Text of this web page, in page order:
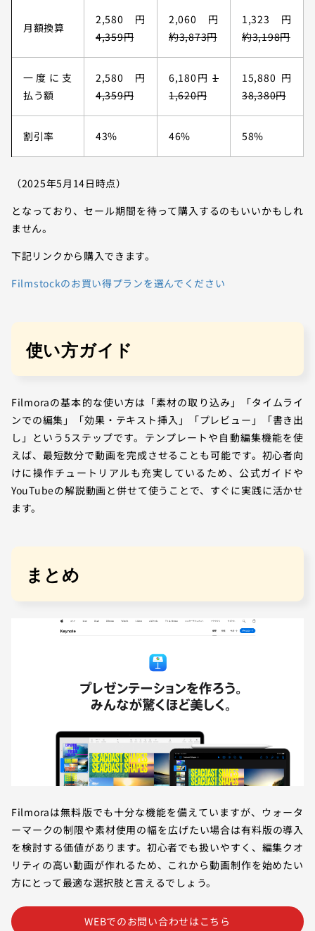
月額換算
2,580円
4,359円
2,060円
約3,873円
1,323円
約3,198円
一度に支
払う額
2,580円
4,359円
6,180円1
1,620円
15,880円
38,380円
割引率 43% 46% 58%
（2025年5月14日時点）
となっており、セール期間を待って購入するのもいいかもしれ
ません。
下記リンクから購入できます。
Filmstockのお買い得プランを選んでください
使い方ガイド
Filmoraの基本的な使い方は「素材の取り込み」「タイムライ
ンでの編集」「効果・テキスト挿入」「プレビュー」「書き出
し」という5ステップです。テンプレートや自動編集機能を使
えば、最短数分で動画を完成させることも可能です。初心者向
けに操作チュートリアルも充実しているため、公式ガイドや
YouTubeの解説動画と併せて使うことで、すぐに実践に活かせ
ます。
まとめ
Filmoraは無料版でも十分な機能を備えていますが、ウォータ
ーマークの制限や素材使用の幅を広げたい場合は有料版の導入
を検討する価値があります。初心者でも扱いやすく、編集クオ
リティの高い動画が作れるため、これから動画制作を始めたい
方にとって最適な選択肢と言えるでしょう。
WEBでのお問い合わせはこちら